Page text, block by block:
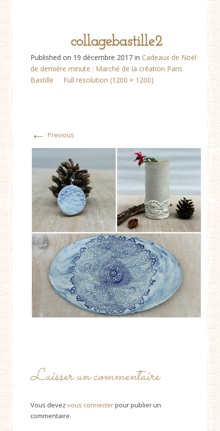
collagebastille2
Published on 19 décembre 2017 in Cadeaux de Noël
de dernière minute : Marché de la création Paris
Bastille
Full resolution (1200 × 1200)
← Previous
Laisser un commentaire
Vous devez vous connecterpour publier un
commentaire.